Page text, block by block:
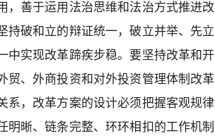
，善于运用法治思维和法治方式推进
持破和立的辩证统一，破立并举、先
实现改革蹄疾步稳。要坚持改革和
贸、外商投资和对外投资管理体制改
，改革方案的设计必须把握客观规
明晰、链条完整、环环相扣的工作机